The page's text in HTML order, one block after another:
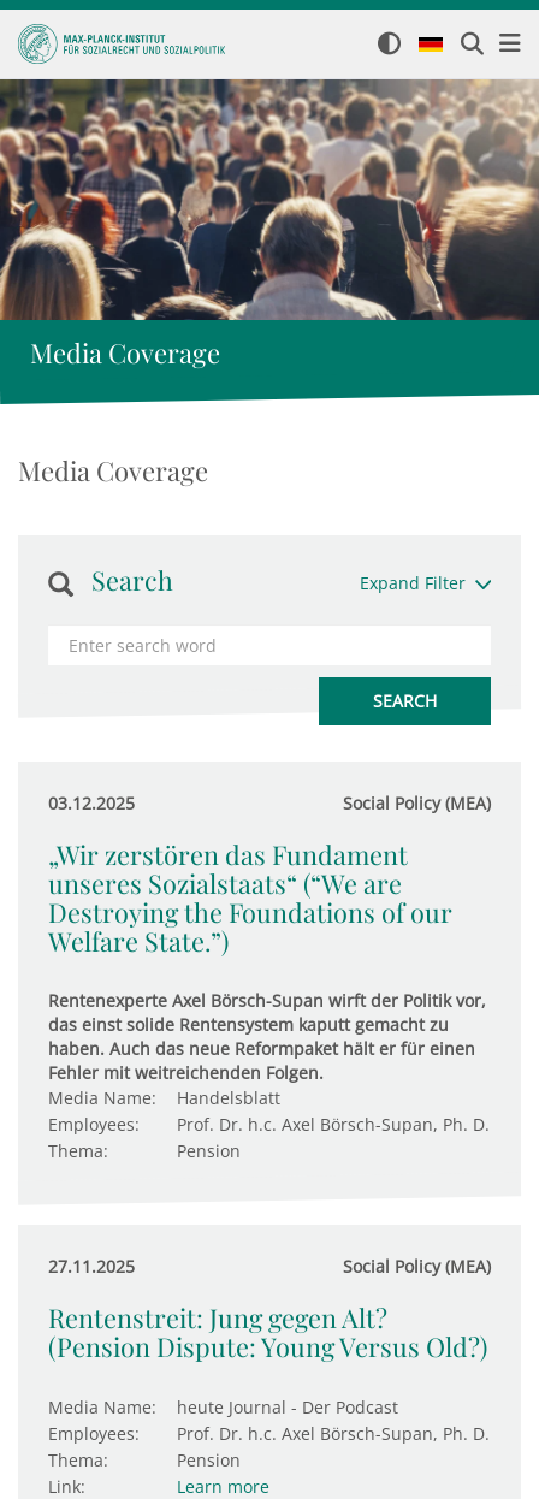
Media Coverage
Media Coverage
Search Expand Filter
03.12.2025 Social Policy (MEA)
„Wir zerstören das Fundament
unseres Sozialstaats“ (“We are
Destroying the Foundations of our
Welfare State.”)
Rentenexperte Axel Börsch-Supan wirft der Politik vor,
das einst solide Rentensystem kaputt gemacht zu
haben. Auch das neue Reformpaket hält er für einen
Fehler mit weitreichenden Folgen.
Media Name:
Handelsblatt
Employees:
Prof. Dr. h.c. Axel Börsch-Supan, Ph. D.
Thema:
Pension
27.11.2025 Social Policy (MEA)
Rentenstreit: Jung gegen Alt?
(Pension Dispute: Young Versus Old?)
Media Name:
heute Journal - Der Podcast
Employees:
Prof. Dr. h.c. Axel Börsch-Supan, Ph. D.
Thema:
Pension
Link:
Learn more